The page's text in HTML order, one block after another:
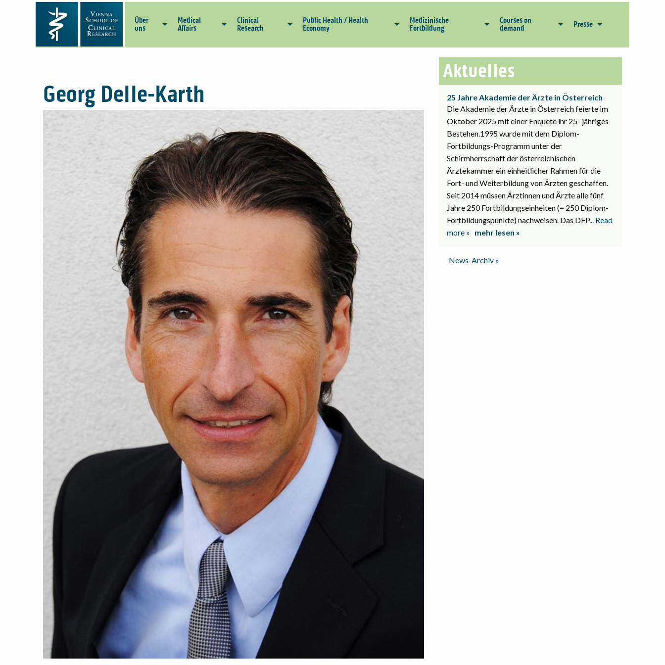
Über
uns
Medical
Affairs
Clinical
Research
Public Health / Health
Economy
Medizinische
Fortbildung
Courses on
demand
Presse
Georg Delle-Karth
News-Archiv »
Aktuelles
25 Jahre Akademie der Ärzte in Österreich
Die Akademie der Ärzte in Österreich feierte im
Oktober 2025 mit einer Enquete ihr 25 -jähriges
Bestehen.1995 wurde mit dem Diplom-
Fortbildungs-Programm unter der
Schirmherrschaft der österreichischen
Ärztekammer ein einheitlicher Rahmen für die
Fort- und Weiterbildung von Ärzten geschaffen.
Seit 2014 müssen Ärztinnen und Ärzte alle fünf
Jahre 250 Fortbildungseinheiten (= 250 Diplom-
Fortbildungspunkte) nachweisen. Das DFP... Read
more » mehr lesen »